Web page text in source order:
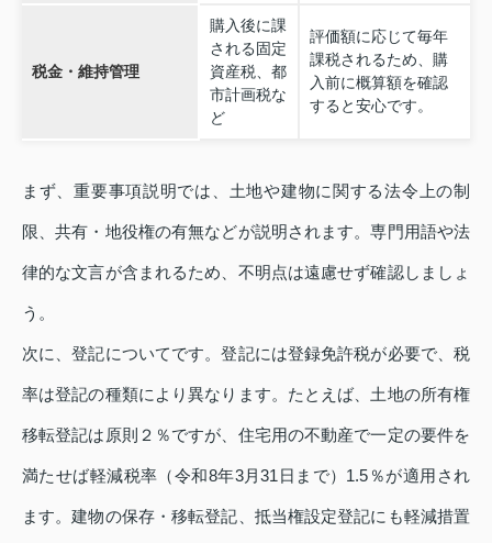
税金・維持管理
購入後に課
される固定
資産税、都
市計画税な
ど
評価額に応じて毎年
課税されるため、購
入前に概算額を確認
すると安心です。
まず、重要事項説明では、土地や建物に関する法令上の制
限、共有・地役権の有無などが説明されます。専門用語や法
律的な文言が含まれるため、不明点は遠慮せず確認しましょ
う。
次に、登記についてです。登記には登録免許税が必要で、税
率は登記の種類により異なります。たとえば、土地の所有権
移転登記は原則２％ですが、住宅用の不動産で一定の要件を
満たせば軽減税率（令和8年3月31日まで）1.5％が適用され
ます。建物の保存・移転登記、抵当権設定登記にも軽減措置